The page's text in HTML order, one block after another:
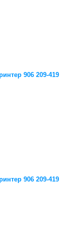
906 209-419
906 209-419